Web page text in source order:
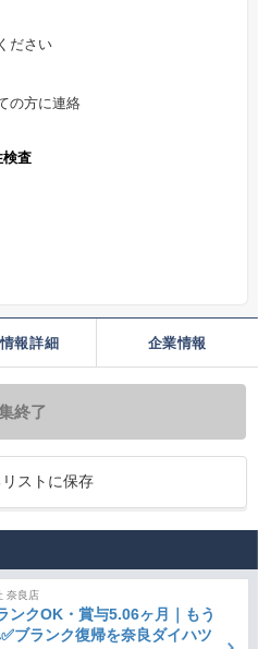
ださい
の方に連絡
検査
報詳細 企業情報
終了
ストに保存
奈良店
ンクOK・賞与5.06ヶ月｜もう
ブランク復帰を奈良ダイハツ